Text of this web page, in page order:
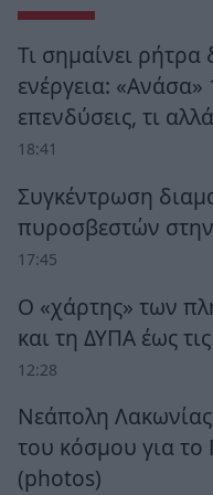
Τι σημαίνει ρήτρα
ενέργεια: «Ανάσα»
επενδύσεις, τι
18:41
Συγκέντρωση
πυροσβεστών
17:45
Ο «χάρτης» των
και τη ΔΥΠΑ έως
12:28
Νεάπολη
του κόσμου για
(photos)